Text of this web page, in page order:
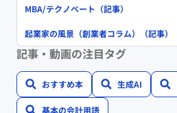
MBA/テクノベート（記事）
起業家の風景（創業者コラム）（記事）
記事・動画の注目タグ
おすすめ本 生成AI
基本の会計用語